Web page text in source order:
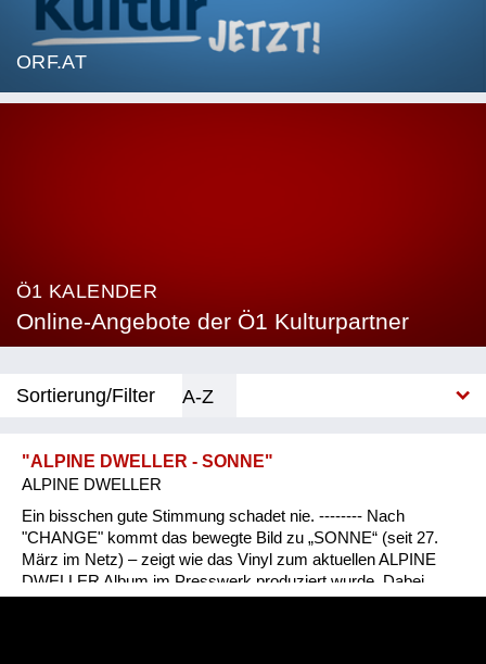
ORF.AT
Ö1 KALENDER
Online-Angebote der Ö1 Kulturpartner
Sortierung/Filter
A-Z
Bühne
Film
"ALPINE DWELLER - SONNE"
ALPINE DWELLER
Ein bisschen gute Stimmung schadet nie. -------- Nach
"CHANGE" kommt das bewegte Bild zu „SONNE“ (seit 27.
März im Netz) – zeigt wie das Vinyl zum aktuellen ALPINE
DWELLER Album im Presswerk produziert wurde. Dabei